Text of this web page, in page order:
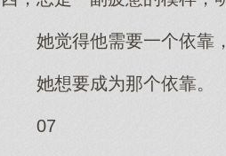
她觉得他需要一个依靠
她想要成为那个依靠。
07